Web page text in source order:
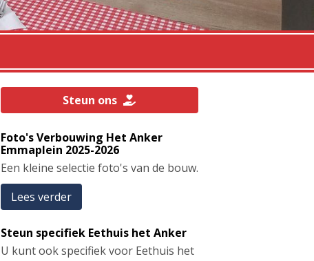
Steun ons
Foto's Verbouwing Het Anker
Emmaplein 2025-2026
Een kleine selectie foto's van de bouw.
Lees verder
Steun specifiek Eethuis het Anker
U kunt ook specifiek voor Eethuis het